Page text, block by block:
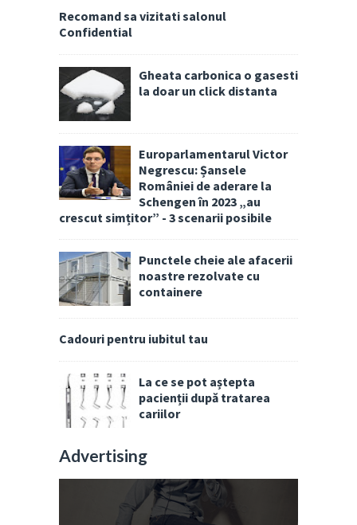
Recomand sa vizitati salonul
Confidential
Gheata carbonica o gasesti
la doar un click distanta
Europarlamentarul Victor
Negrescu: Șansele
României de aderare la
Schengen în 2023 „au
crescut simțitor” - 3 scenarii posibile
Punctele cheie ale afacerii
noastre rezolvate cu
containere
Cadouri pentru iubitul tau
La ce se pot aștepta
pacienții după tratarea
cariilor
Advertising